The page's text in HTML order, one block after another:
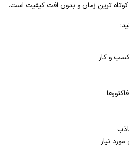
ترین زمان و بدون افت کیفیت است.